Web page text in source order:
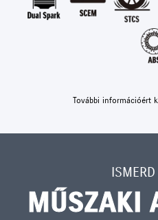
További információért
MŰSZAKI